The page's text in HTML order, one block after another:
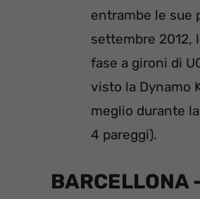
entrambe le sue
settembre 2012,
fase a gironi di
visto la Dynamo
meglio durante
4 pareggi).
BARCELLONA